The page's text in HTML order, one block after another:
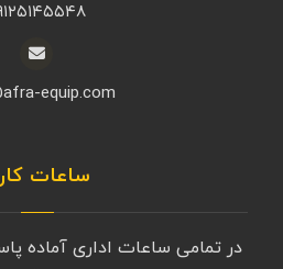
equip.com
ساعات
در تمامی ساعات اداری آماده